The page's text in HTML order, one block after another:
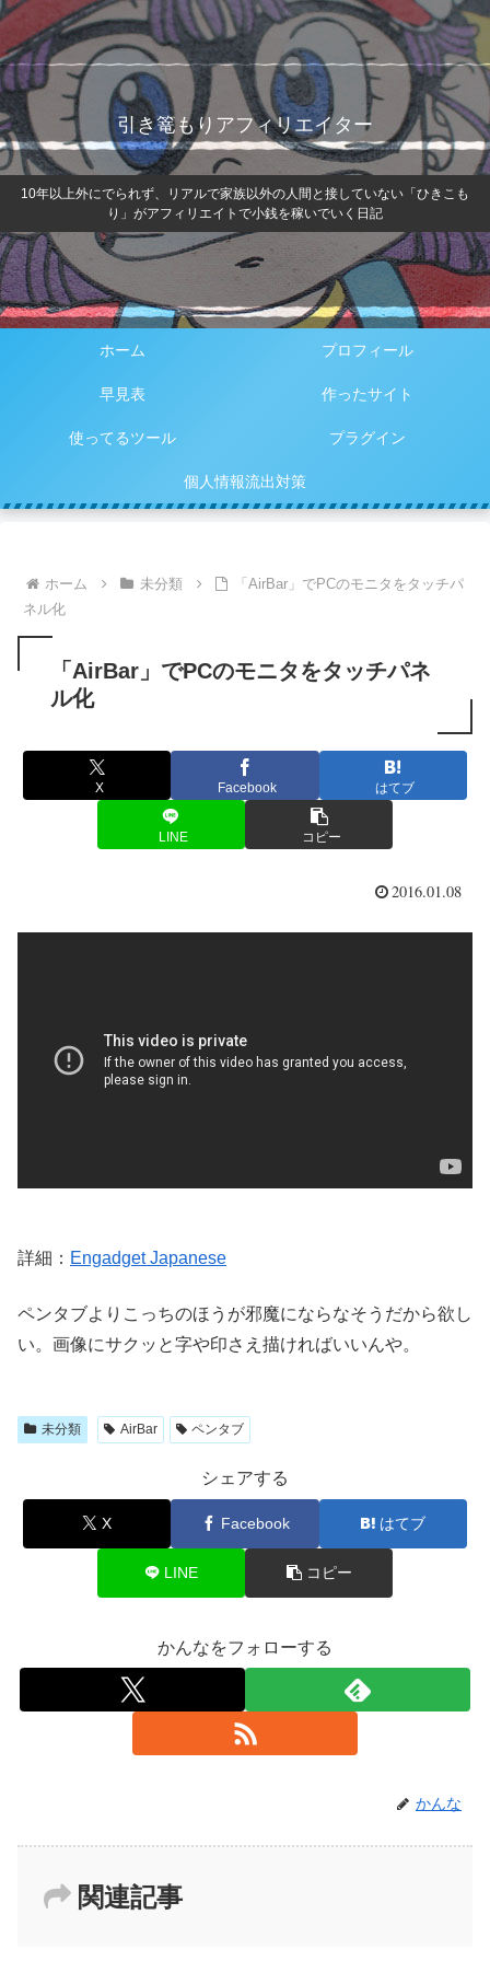
引き篭もりアフィリエイター
10年以上外にでられず、リアルで家族以外の人間と接していない「ひきこも
り」がアフィリエイトで小銭を稼いでいく日記
ホーム プロフィール
早見表 作ったサイト
使ってるツール プラグイン
個人情報流出対策
ホーム 未分類
「AirBar」でPCのモニタをタッチパ
ネル化
「AirBar」でPCのモニタをタッチパネ
ル化
X Facebook はてブ
LINE コピー
2016.01.08
詳細： Engadget Japanese
ペンタブよりこっちのほうが邪魔にならなそうだから欲し
い。画像にサクッと字や印さえ描ければいいんや。
未分類 AirBar ペンタブ
シェアする
X Facebook はてブ
LINE コピー
かんなをフォローする
かんな
関連記事